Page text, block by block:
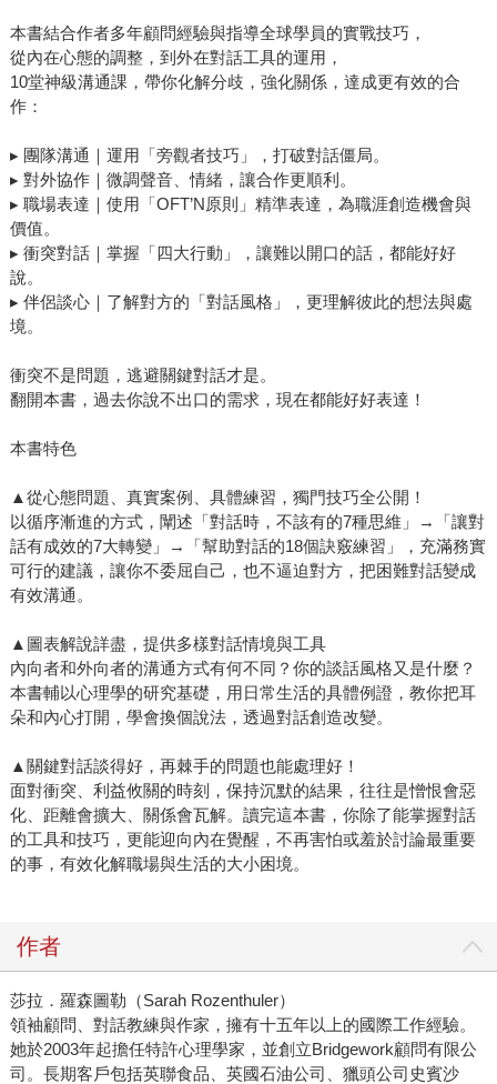
本書結合作者多年顧問經驗與指導全球學員的實戰技巧，
從內在心態的調整，到外在對話工具的運用，
10堂神級溝通課，帶你化解分歧，強化關係，達成更有效的合
作：
▸ 團隊溝通｜運用「旁觀者技巧」，打破對話僵局。
▸ 對外協作｜微調聲音、情緒，讓合作更順利。
▸ 職場表達｜使用「OFT’N原則」精準表達，為職涯創造機會與
價值。
▸ 衝突對話｜掌握「四大行動」，讓難以開口的話，都能好好
說。
▸ 伴侶談心｜了解對方的「對話風格」，更理解彼此的想法與處
境。
衝突不是問題，逃避關鍵對話才是。
翻開本書，過去你說不出口的需求，現在都能好好表達！
本書特色
▲從心態問題、真實案例、具體練習，獨門技巧全公開！
以循序漸進的方式，闡述「對話時，不該有的7種思維」→「讓對
話有成效的7大轉變」→「幫助對話的18個訣竅練習」，充滿務實
可行的建議，讓你不委屈自己，也不逼迫對方，把困難對話變成
有效溝通。
▲圖表解說詳盡，提供多樣對話情境與工具
內向者和外向者的溝通方式有何不同？你的談話風格又是什麼？
本書輔以心理學的研究基礎，用日常生活的具體例證，教你把耳
朵和內心打開，學會換個說法，透過對話創造改變。
▲關鍵對話談得好，再棘手的問題也能處理好！
面對衝突、利益攸關的時刻，保持沉默的結果，往往是憎恨會惡
化、距離會擴大、關係會瓦解。讀完這本書，你除了能掌握對話
的工具和技巧，更能迎向內在覺醒，不再害怕或羞於討論最重要
的事，有效化解職場與生活的大小困境。
作者
莎拉．羅森圖勒（Sarah Rozenthuler）
領袖顧問、對話教練與作家，擁有十五年以上的國際工作經驗。
她於2003年起擔任特許心理學家，並創立Bridgework顧問有限公
司。長期客戶包括英聯食品、英國石油公司、獵頭公司史賓沙